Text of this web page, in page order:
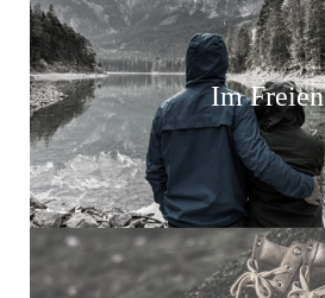
Im Freien